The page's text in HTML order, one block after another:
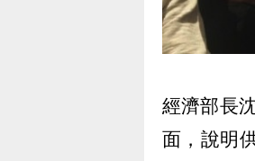
經濟部長
面，說明